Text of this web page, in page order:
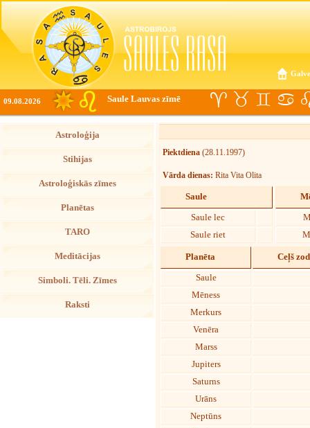
09.08.2026 Saule Lauvas zīmē
Astroloģija
Stihijas
Astroloģiskās zīmes
Planētas
TARO
Meditācijas
Simboli. Tēli. Zīmes
Raksti
Piektdiena (28.11.1997)
Vārda dienas: Rita Vita Olita
Saule
Saule lec
Saule riet
Planēta Ceļš
Saule
Mēness
Merkurs
Venēra
Marss
Jupiters
Saturns
Urāns
Neptūns